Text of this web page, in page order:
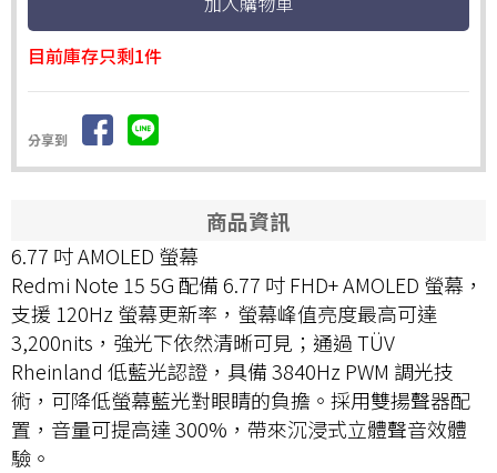
目前庫存只剩1件
分享到
商品資訊
6.77 吋 AMOLED 螢幕
Redmi Note 15 5G 配備 6.77 吋 FHD+ AMOLED 螢幕，
支援 120Hz 螢幕更新率，螢幕峰值亮度最高可達
3,200nits，強光下依然清晰可見；通過 TÜV
Rheinland 低藍光認證，具備 3840Hz PWM 調光技
術，可降低螢幕藍光對眼睛的負擔。採用雙揚聲器配
置，音量可提高達 300%，帶來沉浸式立體聲音效體
驗。